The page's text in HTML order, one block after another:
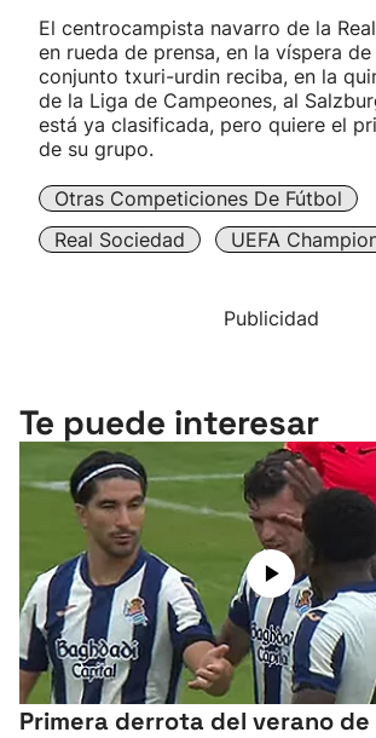
"Helmuga"
El centrocampista navarro de la
en rueda de prensa, en la víspera de
conjunto txuri-urdin reciba, en la
de la Liga de Campeones, al
está ya clasificada, pero quiere el
de su grupo.
Otras Competiciones De Fútbol
Real Sociedad
UEFA
Publicidad
Te puede interesar
Primera derrota del verano de